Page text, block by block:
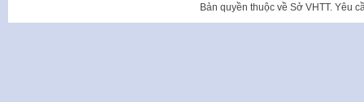
Bản quyền thuộc về Sở VHTT. Yêu